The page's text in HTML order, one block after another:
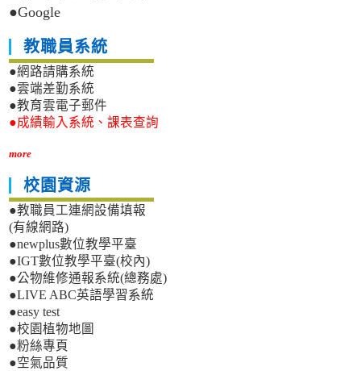
●Google
教職員系統
●網路請購系統
●雲端差勤系統
●教育雲電子郵件
●成績輸入系統、課表查詢
more
校園資源
●教職員工連網設備填報
(有線網路)
●newplus數位教學平臺
●IGT數位教學平臺(校內)
●公物維修通報系統(總務處)
●LIVE ABC英語學習系統
●easy test
●校園植物地圖
●粉絲專頁
●空氣品質